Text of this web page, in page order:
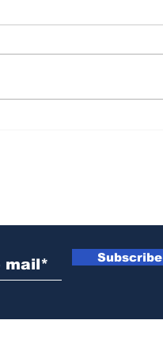
Subscribe